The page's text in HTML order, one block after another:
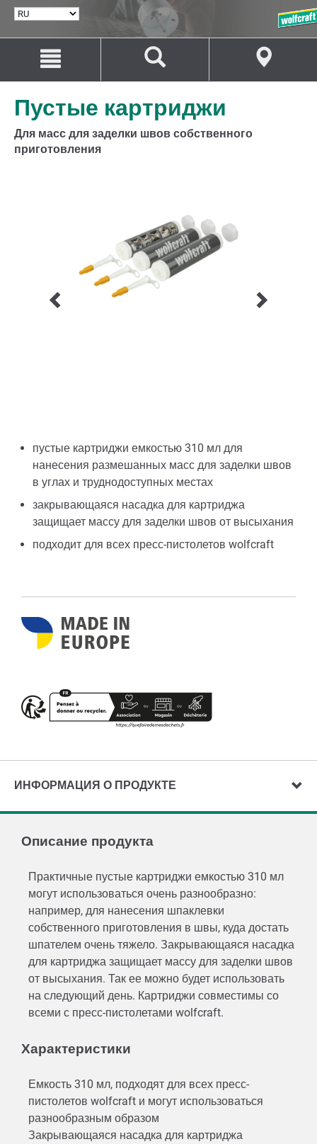
ВЫБРАТЬ
Перейти
содержанию
Перейти
навигации
Пустые картриджи
Для масс для заделки швов собственного
приготовления
пустые картриджи емкостью 310 мл для
нанесения размешанных масс для заделки швов
в углах и труднодоступных местах
закрывающаяся насадка для картриджа
защищает массу для заделки швов от высыхания
подходит для всех пресс-пистолетов wolfcraft
ИНФОРМАЦИЯ О ПРОДУКТЕ
Описание продукта
Практичные пустые картриджи емкостью 310 мл
могут использоваться очень разнообразно:
например, для нанесения шпаклевки
собственного приготовления в швы, куда достать
шпателем очень тяжело. Закрывающаяся насадка
для картриджа защищает массу для заделки швов
от высыхания. Так ее можно будет использовать
на следующий день. Картриджи совместимы со
всеми с пресс-пистолетами wolfcraft.
Характеристики
Емкость 310 мл, подходят для всех пресс-
пистолетов wolfcraft и могут использоваться
разнообразным образом
Закрывающаяся насадка для картриджа